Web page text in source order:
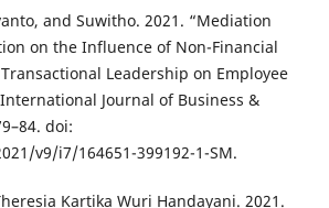
and Suwitho. 2021. “Mediation
on the Influence of Non-Financial
Leadership on Employee
Journal of Business &
doi:
v9/i7/164651-399192-1-SM.
Kartika Wuri Handayani. 2021.